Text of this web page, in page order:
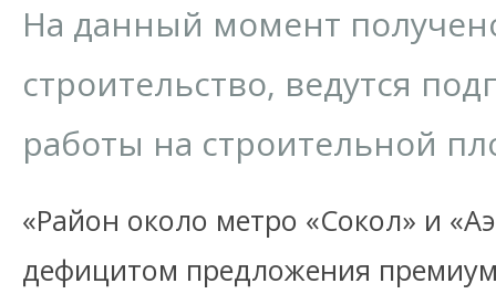
На данный момент
строительство, ведутся
работы на строительной
«Район около метро «Сокол» и
дефицитом предложения